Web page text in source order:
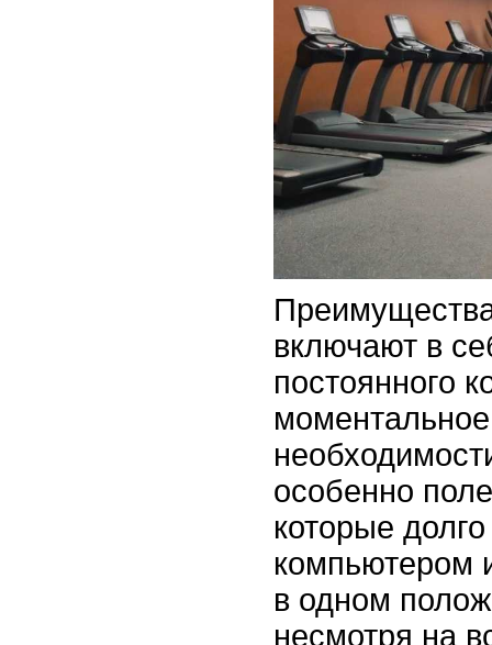
включают в
постоянного
особенно
которые
компьютером
в одном
несмотря на